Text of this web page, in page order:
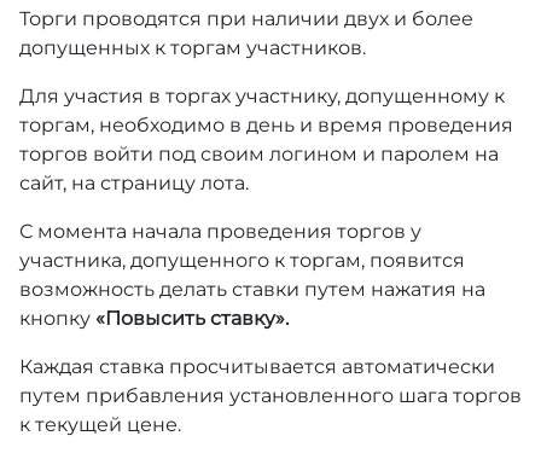
Торги проводятся при наличии двух и более
допущенных к торгам участников.
Для участия в торгах участнику, допущенному к
торгам, необходимо в день и время проведения
торгов войти под своим логином и паролем на
сайт, на страницу лота.
С момента начала проведения торгов у
участника, допущенного к торгам, появится
возможность делать ставки путем нажатия на
кнопку «Повысить ставку».
Каждая ставка просчитывается автоматически
путем прибавления установленного шага торгов
к текущей цене.